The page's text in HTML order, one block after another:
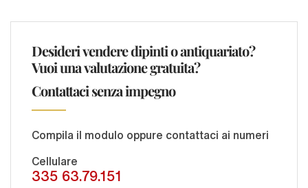
Desideri vendere dipinti o antiquariato?
Vuoi una valutazione gratuita?
Contattaci senza impegno
Compila il modulo oppure contattaci ai numeri
Cellulare
335 63.79.151